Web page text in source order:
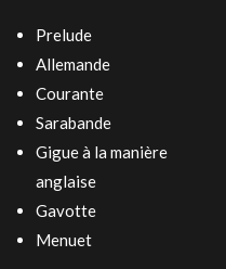
Prelude
Allemande
Courante
Sarabande
Gigue à la manière
anglaise
Gavotte
Menuet